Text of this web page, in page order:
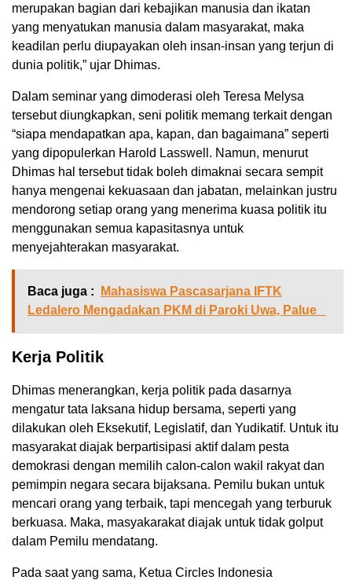
merupakan bagian dari kebajikan manusia dan ikatan
yang menyatukan manusia dalam masyarakat, maka
keadilan perlu diupayakan oleh insan-insan yang terjun di
dunia politik,” ujar Dhimas.
Dalam seminar yang dimoderasi oleh Teresa Melysa
tersebut diungkapkan, seni politik memang terkait dengan
“siapa mendapatkan apa, kapan, dan bagaimana” seperti
yang dipopulerkan Harold Lasswell. Namun, menurut
Dhimas hal tersebut tidak boleh dimaknai secara sempit
hanya mengenai kekuasaan dan jabatan, melainkan justru
mendorong setiap orang yang menerima kuasa politik itu
menggunakan semua kapasitasnya untuk
menyejahterakan masyarakat.
Baca juga :
Mahasiswa Pascasarjana IFTK
Ledalero Mengadakan PKM di Paroki Uwa, Palue
Kerja Politik
Dhimas menerangkan, kerja politik pada dasarnya
mengatur tata laksana hidup bersama, seperti yang
dilakukan oleh Eksekutif, Legislatif, dan Yudikatif. Untuk itu
masyarakat diajak berpartisipasi aktif dalam pesta
demokrasi dengan memilih calon-calon wakil rakyat dan
pemimpin negara secara bijaksana. Pemilu bukan untuk
mencari orang yang terbaik, tapi mencegah yang terburuk
berkuasa. Maka, masyakarakat diajak untuk tidak golput
dalam Pemilu mendatang.
Pada saat yang sama, Ketua Circles Indonesia